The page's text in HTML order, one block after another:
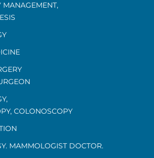
MANAGEMENT,
,
, COLONOSCOPY
MAMMOLOGIST DOCTOR.